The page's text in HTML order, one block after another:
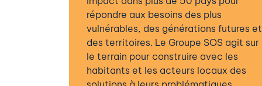
répondre aux besoins des plus
vulnérables, des générations futures et
des territoires. Le Groupe SOS agit sur
le terrain pour construire avec les
habitants et les acteurs locaux des